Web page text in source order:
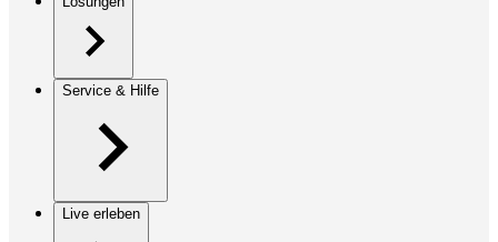
Service & Hilfe
Live erleben